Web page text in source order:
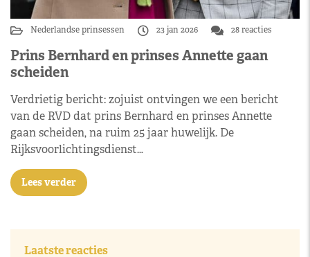
Nederlandse prinsessen 23 jan 2026 28 reacties
Prins Bernhard en prinses Annette gaan
scheiden
Verdrietig bericht: zojuist ontvingen we een bericht
van de RVD dat prins Bernhard en prinses Annette
gaan scheiden, na ruim 25 jaar huwelijk. De
Rijksvoorlichtingsdienst…
Lees verder
Laatste reacties